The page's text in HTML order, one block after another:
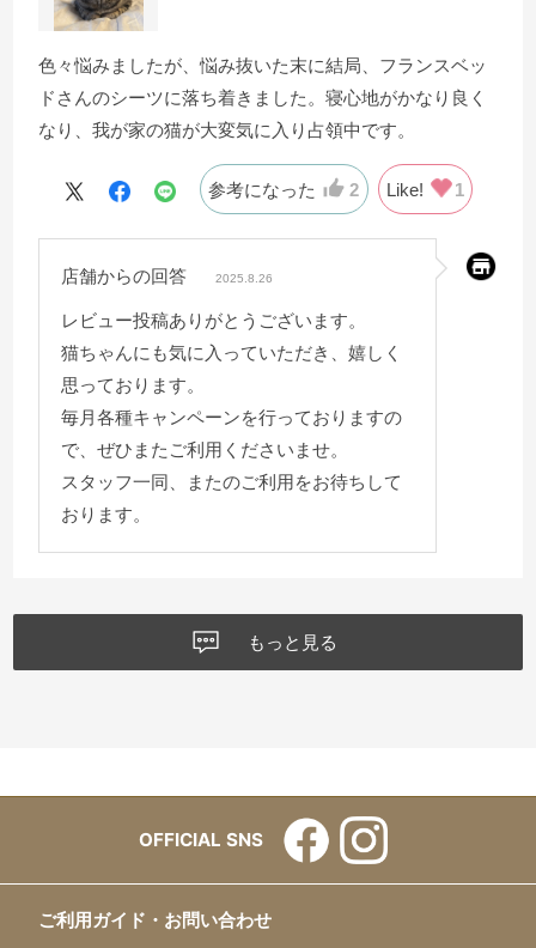
色々悩みましたが、悩み抜いた末に結局、フランスベッ
ドさんのシーツに落ち着きました。寝心地がかなり良く
なり、我が家の猫が大変気に入り占領中です。
参考になった 2 Like! 1
店舗からの回答 2025.8.26
レビュー投稿ありがとうございます。
猫ちゃんにも気に入っていただき、嬉しく
思っております。
毎月各種キャンペーンを行っておりますの
で、ぜひまたご利用くださいませ。
スタッフ一同、またのご利用をお待ちして
おります。
もっと見る
OFFICIAL SNS
ご利用ガイド・お問い合わせ